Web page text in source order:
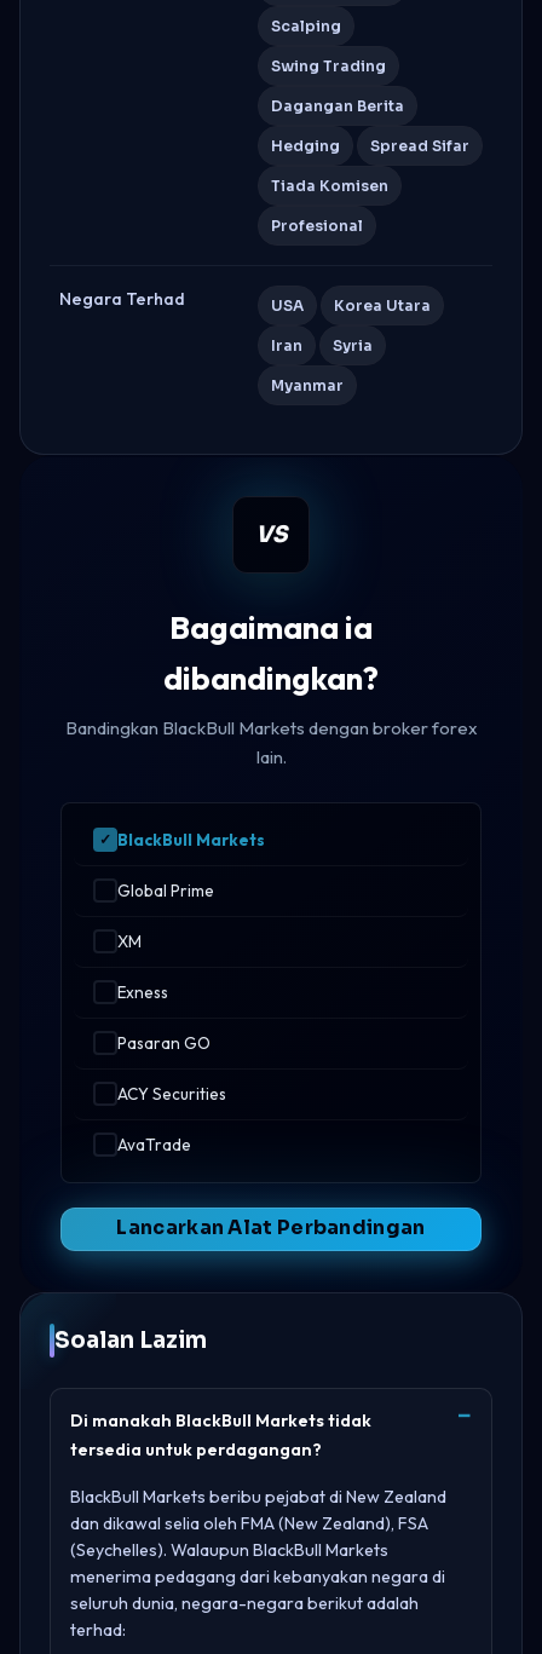
Scalping
Swing Trading
Dagangan Berita
Hedging Spread Sifar
Tiada Komisen
Profesional
Negara Terhad USA Korea Utara
Iran Syria
Myanmar
VS
Bagaimana ia
dibandingkan?
Bandingkan BlackBull Markets dengan broker forex
lain.
BlackBull Markets
Global Prime
XM
Exness
Pasaran GO
ACY Securities
AvaTrade
Lancarkan Alat Perbandingan
Soalan Lazim
Di manakah BlackBull Markets tidak
tersedia untuk perdagangan?
BlackBull Markets beribu pejabat di New Zealand
dan dikawal selia oleh FMA (New Zealand), FSA
(Seychelles). Walaupun BlackBull Markets
menerima pedagang dari kebanyakan negara di
seluruh dunia, negara-negara berikut adalah
terhad: